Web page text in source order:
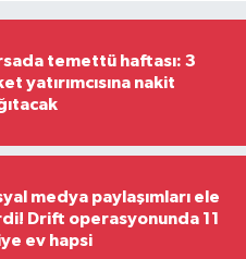
temettü haftası: 3
yatırımcısına nakit
medya paylaşımları ele
Drift operasyonunda 11
ev hapsi